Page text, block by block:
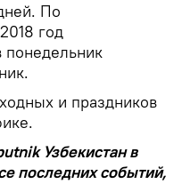
По
год
понедельник
и праздников
Узбекистан в
последних событий,